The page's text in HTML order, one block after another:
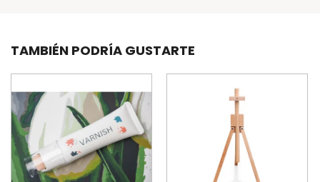
TAMBIÉN PODRÍA GUSTARTE